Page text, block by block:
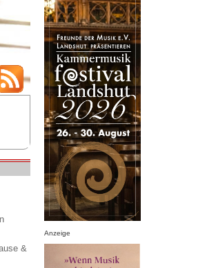
&
Anzeige